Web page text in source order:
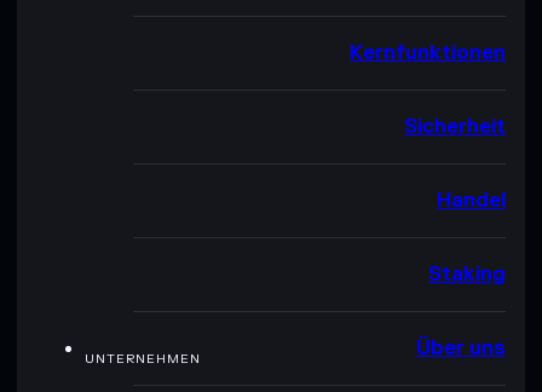
Kernfunktionen
Sicherheit
Handel
Staking
UNTERNEHMEN Über uns